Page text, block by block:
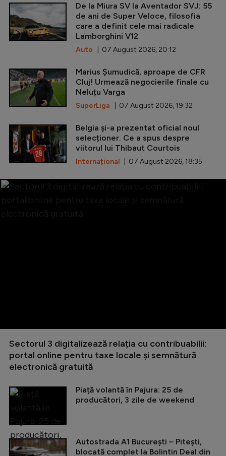
De la Miura SV la Aventador SVJ: 55
de ani de Super Veloce, filosofia
care a definit cele mai radicale
Lamborghini V12
Auto | 07 August 2026, 20:12
Marius Șumudică, aproape de CFR
Cluj! Urmează negocierile finale cu
Neluțu Varga
SuperLiga | 07 August 2026, 19:32
Belgia și-a prezentat oficial noul
selecționer. Ce a spus despre
viitorul lui Thibaut Courtois
Internațional | 07 August 2026, 18:35
Sectorul 3 digitalizează relația cu contribuabilii:
portal online pentru taxe locale și semnătură
electronică gratuită
Piață volantă în Pajura: 25 de
producători, 3 zile de weekend
Autostrada A1 București – Pitești,
blocată complet la Bolintin Deal din